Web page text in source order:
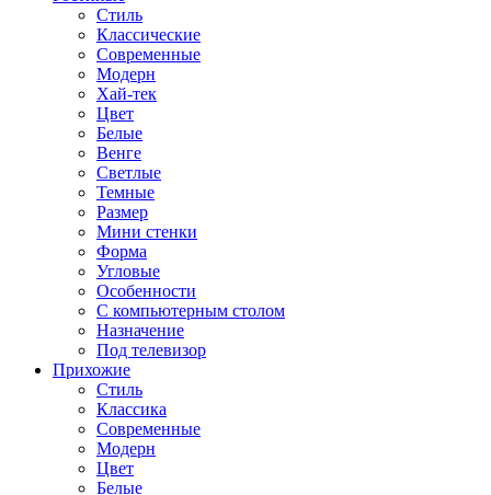
Стиль
Классические
Современные
Модерн
Хай-тек
Цвет
Белые
Венге
Светлые
Темные
Размер
Мини стенки
Форма
Угловые
Особенности
С компьютерным столом
Назначение
Под телевизор
Прихожие
Стиль
Классика
Современные
Модерн
Цвет
Белые